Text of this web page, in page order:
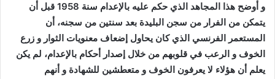
و أوضح هذا المجاهد الذي حكم عليه بالإعدام سنة 1958 قبل أن
يتمكن من الفرار من سجن البليدة بعد سنتين من سجنه، أن
المستعمر الفرنسي الذي كان يحاول إضعاف معنويات الثوار و زرع
الخوف و الرعب في قلوبهم من خلال إصدار أحكام بالإعدام، لم يكن
يعلم أن هؤلاء لا يعرفون الخوف و متعطشين للشهادة و أنهم